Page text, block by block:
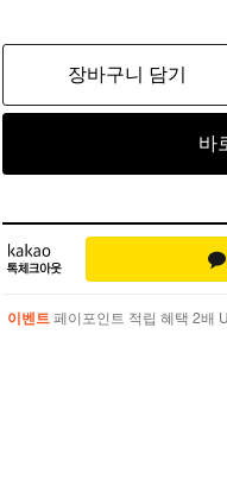
장바구니 담기
바
이벤트페이포인트 적립 혜택 2배